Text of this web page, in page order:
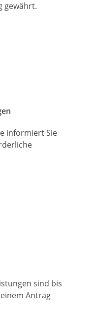
gewährt.
informiert Sie
sind bis
Antrag